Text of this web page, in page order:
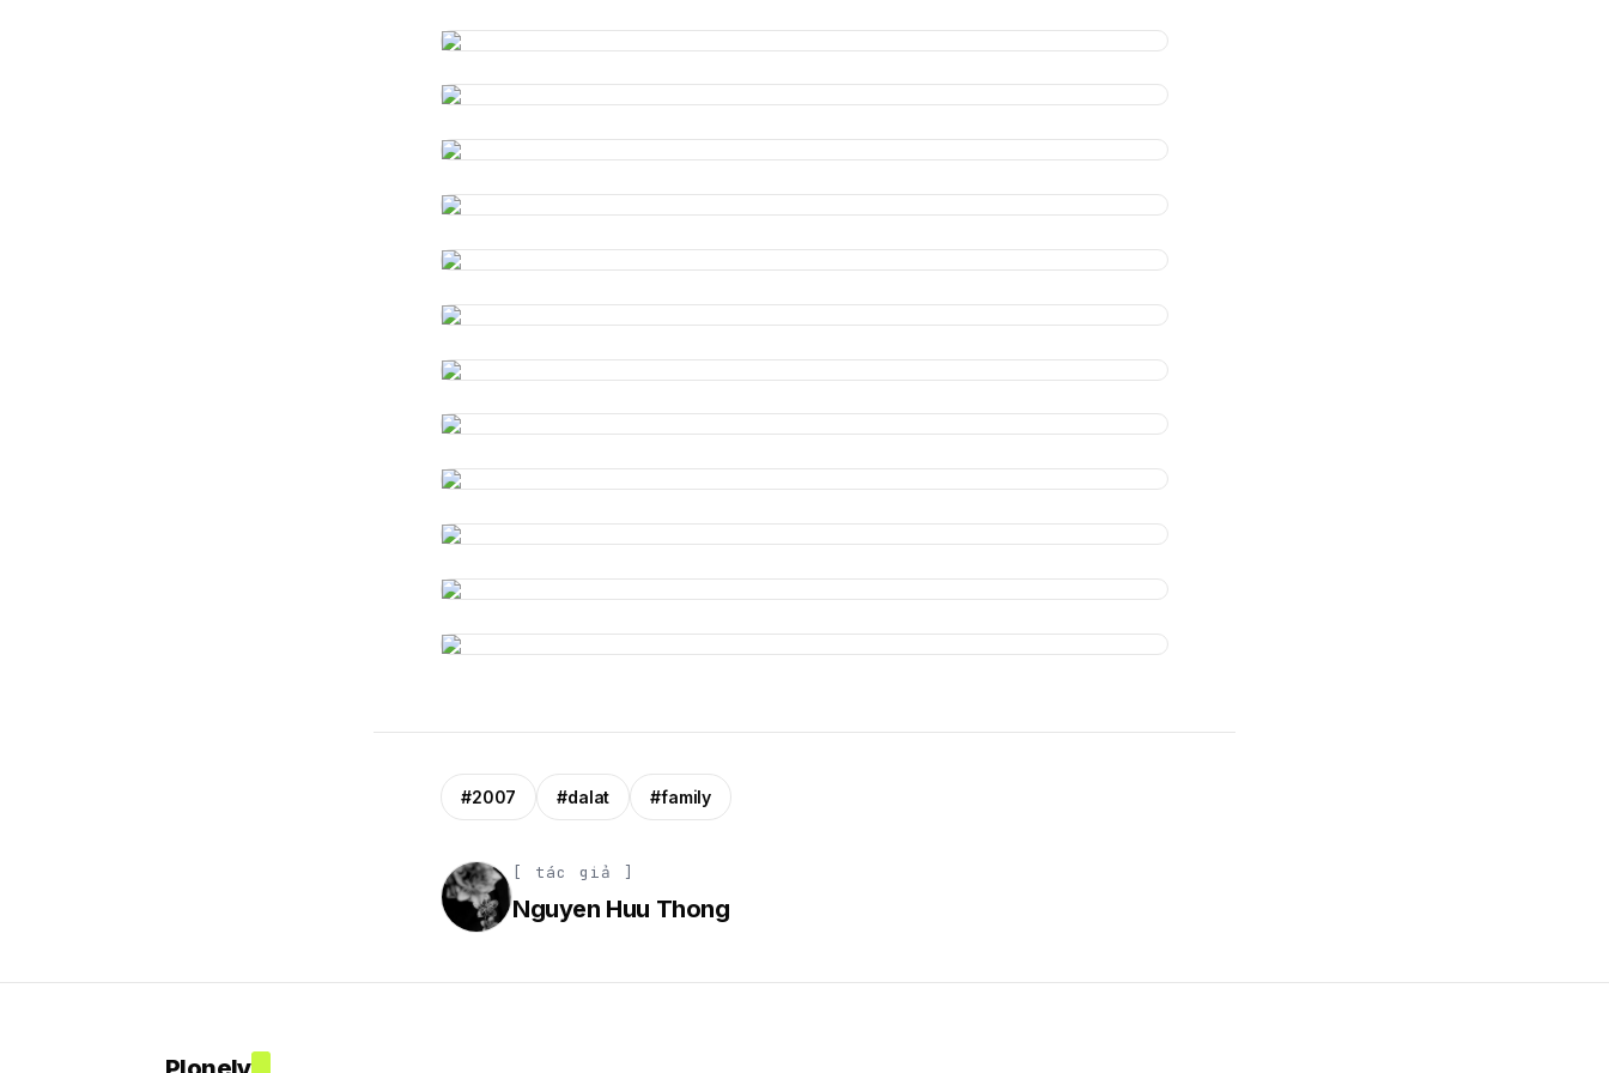
#2007 #dalat #family
[ tác giả ]
Nguyen Huu Thong